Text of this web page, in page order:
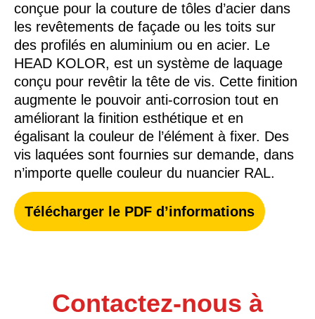
conçue pour la couture de tôles d’acier dans
les revêtements de façade ou les toits sur
des profilés en aluminium ou en acier. Le
HEAD KOLOR, est un système de laquage
conçu pour revêtir la tête de vis. Cette finition
augmente le pouvoir anti-corrosion tout en
améliorant la finition esthétique et en
égalisant la couleur de l’élément à fixer. Des
vis laquées sont fournies sur demande, dans
n’importe quelle couleur du nuancier RAL.
Télécharger le PDF d’informations
Contactez-nous à